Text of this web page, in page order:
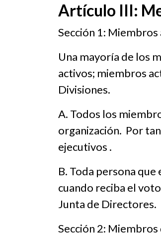
Artículo III:
Sección 1: Miembros
Una mayoría de los
activos; miembros
Divisiones.
A. Todos los
organización. Por
ejecutivos .
B. Toda persona
cuando reciba el
Junta de Directores.
Sección 2: Miembros